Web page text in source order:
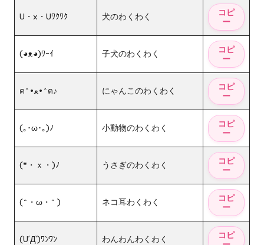
U・x・Uﾜｸﾜｸ 犬のわくわく
(◕ᴥ◕)ﾜｰｲ 子犬のわくわく
ฅ^•ﻌ•^ฅ♪ にゃんこのわくわく
(｡･ω･｡)ﾉ 小動物のわくわく
(*・ｘ・)ﾉ うさぎのわくわく
(^・ω・^ ) ネコ耳わくわく
(U´Д`)ﾜﾝﾜﾝ わんわんわくわく